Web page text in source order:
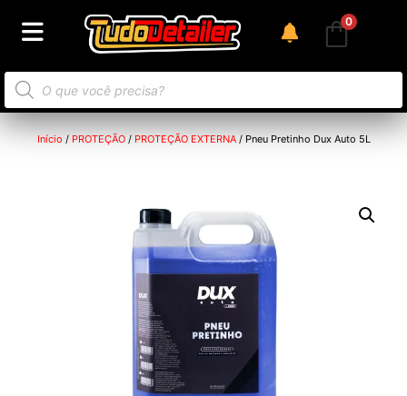
0
Início / PROTEÇÃO/ PROTEÇÃO EXTERNA/ Pneu Pretinho Dux Auto 5L